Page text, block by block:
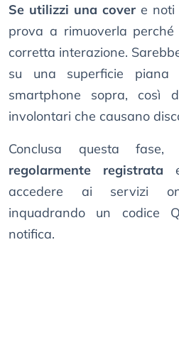
Se utilizzi una cover e noti
prova a rimuoverla
corretta interazione.
su una superficie
smartphone sopra, così
involontari che causano
Conclusa questa fase,
regolarmente registrata
accedere ai servizi
inquadrando un codice
notifica.